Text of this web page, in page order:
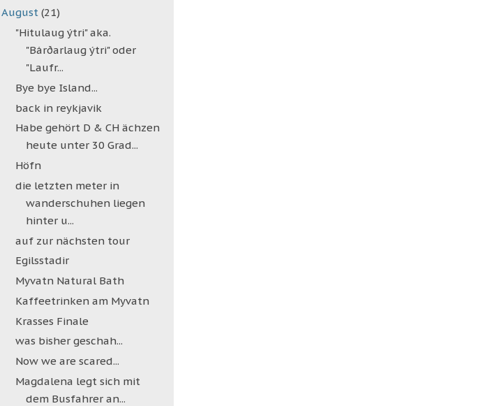
August (21)
"Hitulaug ýtri" aka.
"Bárðarlaug ýtri" oder
"Laufr...
Bye bye Island...
back in reykjavik
Habe gehört D & CH ächzen
heute unter 30 Grad...
Höfn
die letzten meter in
wanderschuhen liegen
hinter u...
auf zur nächsten tour
Egilsstadir
Myvatn Natural Bath
Kaffeetrinken am Myvatn
Krasses Finale
was bisher geschah...
Now we are scared...
Magdalena legt sich mit
dem Busfahrer an...